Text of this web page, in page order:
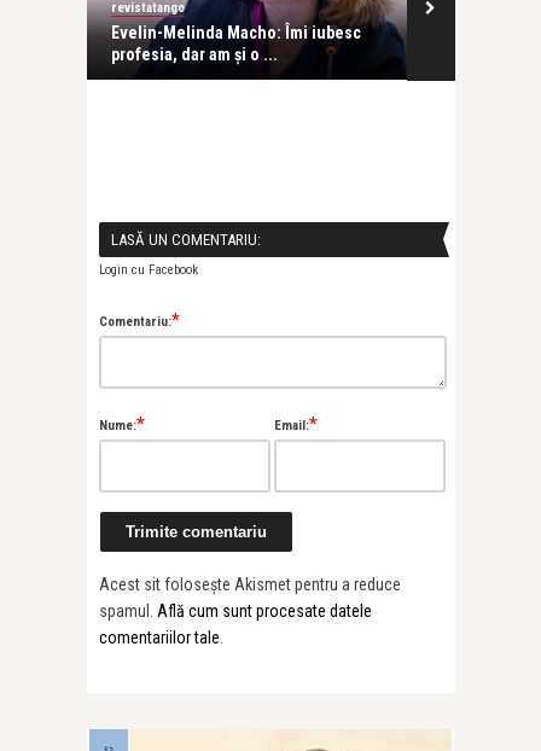
revistatango
Evelin-Melinda Macho: Îmi iubesc
profesia, dar am și o ...
LASĂ UN COMENTARIU:
Login cu Facebook
Comentariu:*
Nume:* Email:*
Acest sit folosește Akismet pentru a reduce
spamul. Află cum sunt procesate datele
comentariilor tale.